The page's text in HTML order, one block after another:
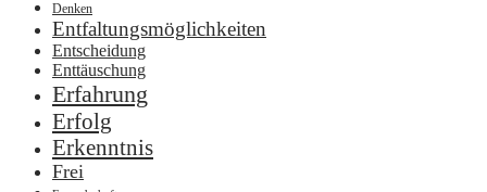
Denken
Entfaltungsmöglichkeiten
Entscheidung
Enttäuschung
Erfahrung
Erfolg
Erkenntnis
Frei